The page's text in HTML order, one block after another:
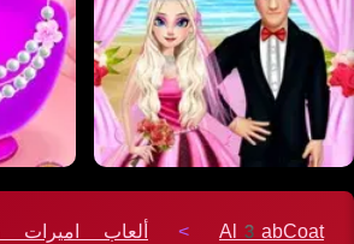
Al3abCoat
> ألعاب اميرات